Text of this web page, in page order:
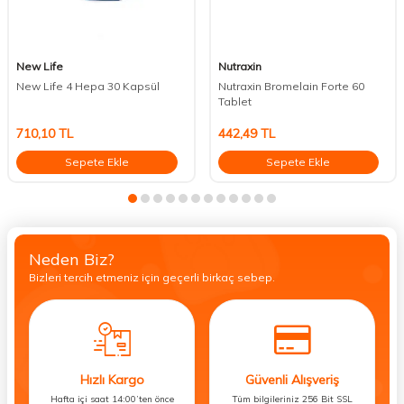
New Life
New Life 4 Hepa 30 Kapsül
710,10TL
Sepete Ekle
Nutraxin
Nutraxin Bromelain Forte 60
Tablet
442,49TL
Sepete Ekle
Neden Biz?
Bizleri tercih etmeniz için geçerli birkaç sebep.
Hızlı Kargo
Hafta içi saat 14:00’ten önce
Güvenli Alışveriş
Tüm bilgileriniz 256 Bit SSL